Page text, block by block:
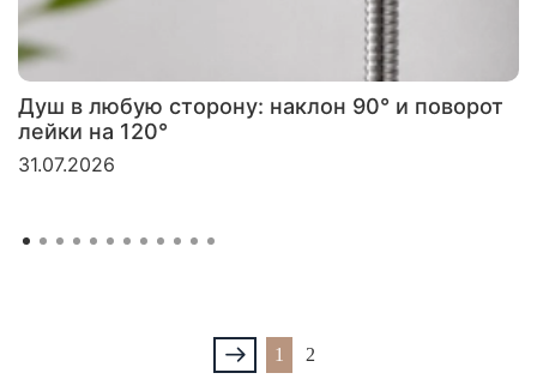
Душ в любую сторону: наклон 90° и поворот
лейки на 120°
31.07.2026
1 2